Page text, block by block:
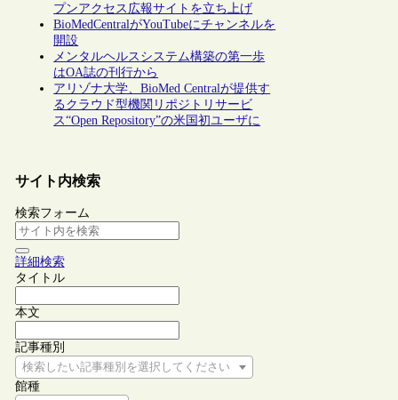
プンアクセス広報サイトを立ち上げ
BioMedCentralがYouTubeにチャンネルを
開設
メンタルヘルスシステム構築の第一歩
はOA誌の刊行から
アリゾナ大学、BioMed Centralが提供す
るクラウド型機関リポジトリサービ
ス“Open Repository”の米国初ユーザに
サイト内検索
検索フォーム
詳細検索
タイトル
本文
記事種別
検索したい記事種別を選択してください
館種